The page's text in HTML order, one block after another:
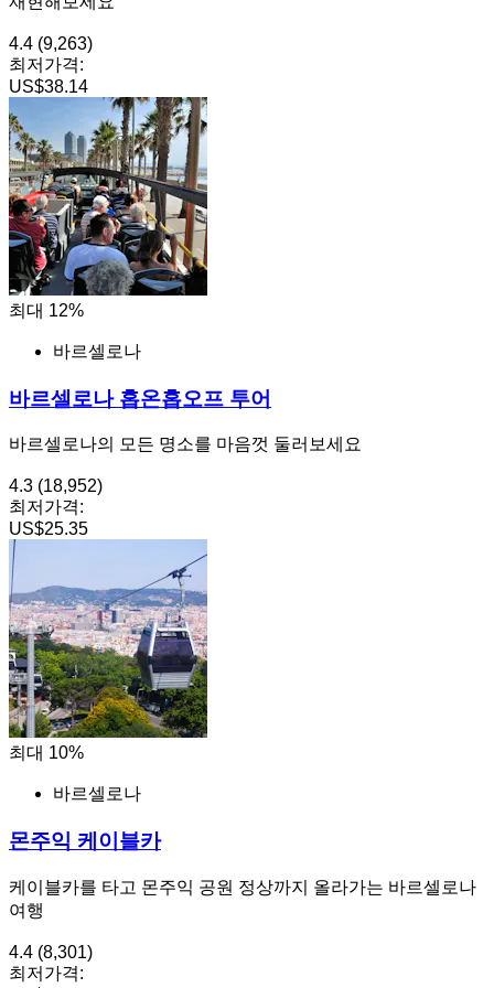
4.4 (9,263)
최저가격:
US$38.14
최대 12%
바르셀로나
바르셀로나 홉온홉오프 투어
바르셀로나의 모든 명소를 마음껏 둘러보세요
4.3 (18,952)
최저가격:
US$25.35
최대 10%
바르셀로나
몬주익 케이블카
케이블카를 타고 몬주익 공원 정상까지 올라가는 바르셀로나
여행
4.4 (8,301)
최저가격: